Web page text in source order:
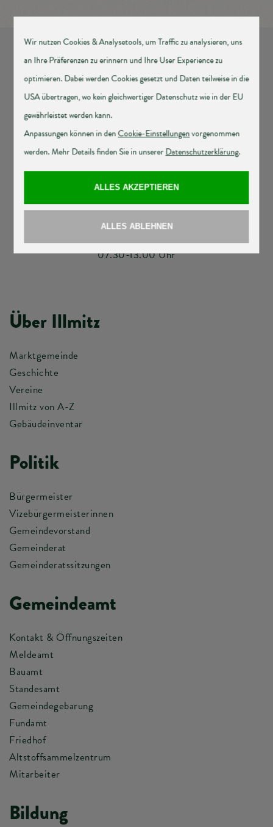
Obere Hauptstraße 2-4, 7142 Illmitz
T+43 2175 2302|FDW 22
post@illmitz.bgld.gv.at
Montag - Donnerstag:
07.30-12.00 und 12.30-16.00 Uhr
07.30-13.00 Uhr
Über Illmitz
Marktgemeinde
Geschichte
Vereine
Illmitz von A-Z
Gebäudeinventar
Politik
Bürgermeister
Vizebürgermeisterinnen
Gemeindevorstand
Gemeinderat
Gemeinderatssitzungen
Gemeindeamt
Kontakt & Öffnungszeiten
Meldeamt
Bauamt
Standesamt
Gemeindegebarung
Fundamt
Friedhof
Altstoffsammelzentrum
Mitarbeiter
Bildung